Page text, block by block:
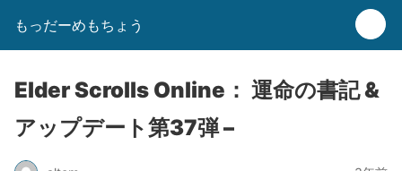
もっだーめもちょう
Elder Scrolls Online： 運命の書記 &
アップデート第37弾 –